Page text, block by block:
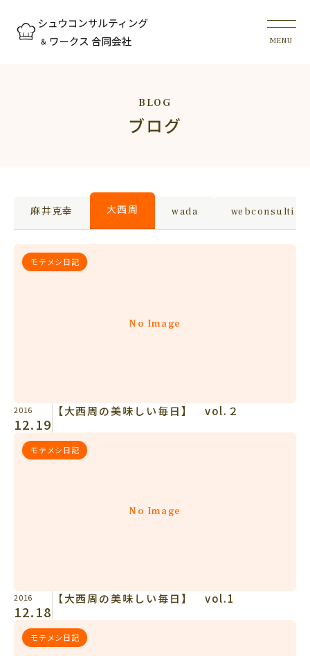
BLOG
ブログ
麻井克幸 大西周 wada
No Image
モテメシ日記
2016
12.19
【大西周の美味しい毎日】 vol.２
No Image
モテメシ日記
2016
12.18
【大西周の美味しい毎日】 vol.1
モテメシ日記